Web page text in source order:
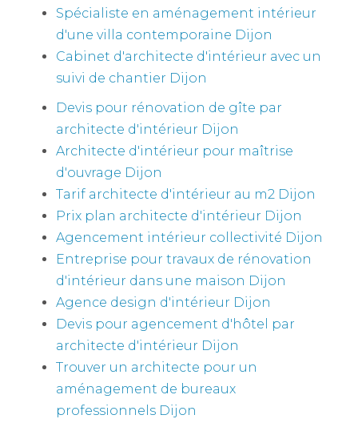
Spécialiste en aménagement intérieur
d'une villa contemporaine Dijon
Cabinet d'architecte d'intérieur avec un
suivi de chantier Dijon
Devis pour rénovation de gîte par
architecte d'intérieur Dijon
Architecte d'intérieur pour maîtrise
d'ouvrage Dijon
Tarif architecte d'intérieur au m2 Dijon
Prix plan architecte d'intérieur Dijon
Agencement intérieur collectivité Dijon
Entreprise pour travaux de rénovation
d'intérieur dans une maison Dijon
Agence design d'intérieur Dijon
Devis pour agencement d'hôtel par
architecte d'intérieur Dijon
Trouver un architecte pour un
aménagement de bureaux
professionnels Dijon